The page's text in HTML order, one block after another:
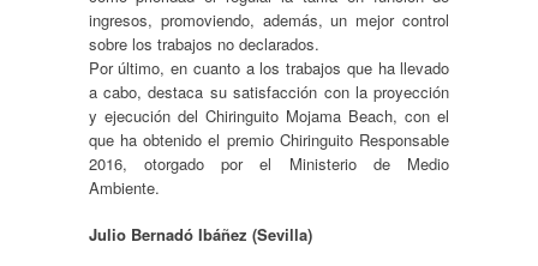
ingresos, promoviendo, además, un mejor control
sobre los trabajos no declarados.
Por último, en cuanto a los trabajos que ha llevado
a cabo, destaca su satisfacción con la proyección
y ejecución del Chiringuito Mojama Beach, con el
que ha obtenido el premio Chiringuito Responsable
2016, otorgado por el Ministerio de Medio
Ambiente.
Julio Bernadó Ibáñez (Sevilla)